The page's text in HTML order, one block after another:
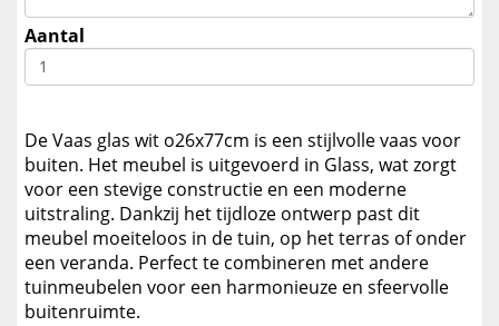
Aantal
De Vaas glas wit o26x77cm is een stijlvolle vaas voor
buiten. Het meubel is uitgevoerd in Glass, wat zorgt
voor een stevige constructie en een moderne
uitstraling. Dankzij het tijdloze ontwerp past dit
meubel moeiteloos in de tuin, op het terras of onder
een veranda. Perfect te combineren met andere
tuinmeubelen voor een harmonieuze en sfeervolle
buitenruimte.